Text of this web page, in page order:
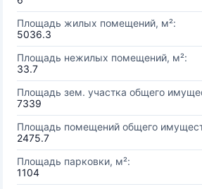
Площадь жилых помещений, м²:
5036.3
Площадь нежилых помещений, м²:
33.7
Площадь зем. участка общего
7339
Площадь помещений общего
2475.7
Площадь парковки, м²:
1104